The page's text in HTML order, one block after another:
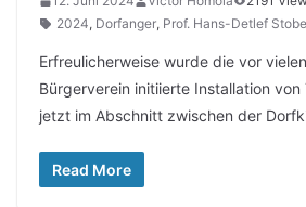
2024, Dorfanger, Prof. Hans-Detlef
Erfreulicherweise wurde die vor
Bürgerverein initiierte Installation
jetzt im Abschnitt zwischen der
Read More